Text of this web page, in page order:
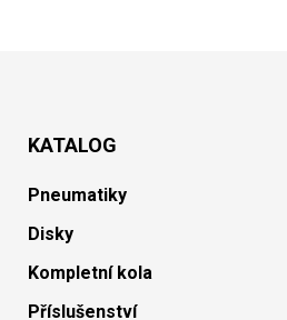
KATALOG
Pneumatiky
Disky
Kompletní kola
Příslušenství